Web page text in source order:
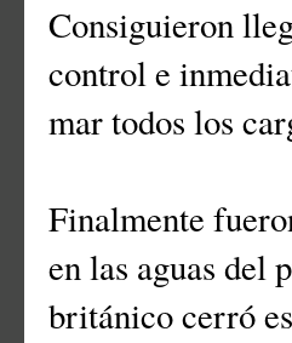
Consiguieron
control e
mar todos los
Finalmente
en las aguas del
británico cerró